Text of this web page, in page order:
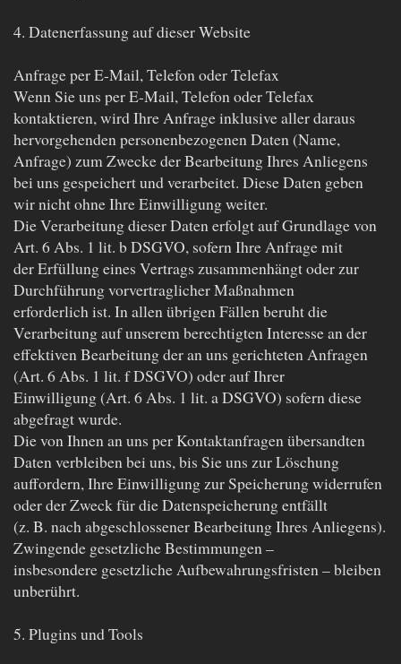
4. Datenerfassung auf dieser Website
Anfrage per E-Mail, Telefon oder Telefax
Wenn Sie uns per E-Mail, Telefon oder Telefax
kontaktieren, wird Ihre Anfrage inklusive aller daraus
hervorgehenden personenbezogenen Daten (Name,
Anfrage) zum Zwecke der Bearbeitung Ihres Anliegens
bei uns gespeichert und verarbeitet. Diese Daten geben
wir nicht ohne Ihre Einwilligung weiter.
Die Verarbeitung dieser Daten erfolgt auf Grundlage von
Art. 6 Abs. 1 lit. b DSGVO, sofern Ihre Anfrage mit
der Erfüllung eines Vertrags zusammenhängt oder zur
Durchführung vorvertraglicher Maßnahmen
erforderlich ist. In allen übrigen Fällen beruht die
Verarbeitung auf unserem berechtigten Interesse an der
effektiven Bearbeitung der an uns gerichteten Anfragen
(Art. 6 Abs. 1 lit. f DSGVO) oder auf Ihrer
Einwilligung (Art. 6 Abs. 1 lit. a DSGVO) sofern diese
abgefragt wurde.
Die von Ihnen an uns per Kontaktanfragen übersandten
Daten verbleiben bei uns, bis Sie uns zur Löschung
auffordern, Ihre Einwilligung zur Speicherung widerrufen
oder der Zweck für die Datenspeicherung entfällt
(z. B. nach abgeschlossener Bearbeitung Ihres Anliegens).
Zwingende gesetzliche Bestimmungen –
insbesondere gesetzliche Aufbewahrungsfristen – bleiben
unberührt.
5. Plugins und Tools